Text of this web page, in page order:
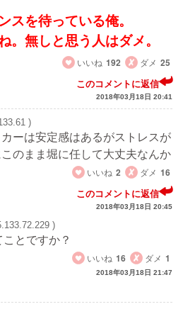
スを待っている俺。
。無しと思う人はダメ。
いいね 192 ダメ 25
このコメントに返信
2018年03月18日 20:41
)
ーは安定感はあるがストレスが
のまま堀に任して大丈夫なんか
いいね 2 ダメ 16
このコメントに返信
2018年03月18日 20:45
)
とですか？
いいね 16 ダメ 1
2018年03月18日 21:47